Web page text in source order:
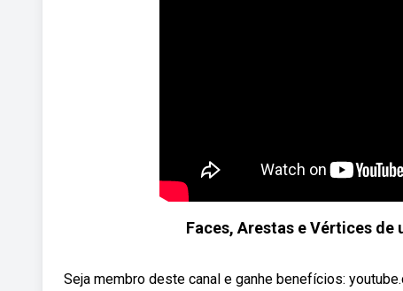
Faces, Arestas e Vértices de
Seja membro deste canal e ganhe benefícios: